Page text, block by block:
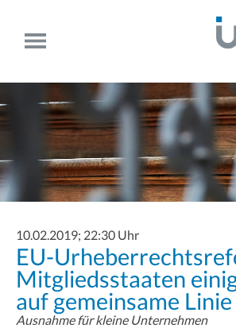
10.02.2019; 22:30 Uhr
EU-
Mitgliedsstaaten
auf gemeinsame Linie
Ausnahme für kleine Unternehmen